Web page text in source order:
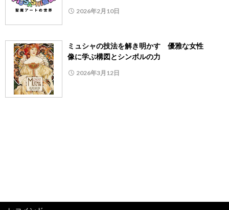
2026年2月10日
ミュシャの技法を解き明かす 優雅な女性
像に学ぶ構図とシンボルの力
2026年3月12日